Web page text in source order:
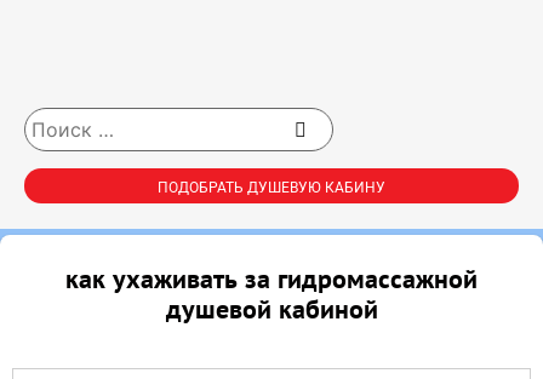
ПОДОБРАТЬ ДУШЕВУЮ КАБИНУ
как ухаживать за гидромассажной
душевой кабиной